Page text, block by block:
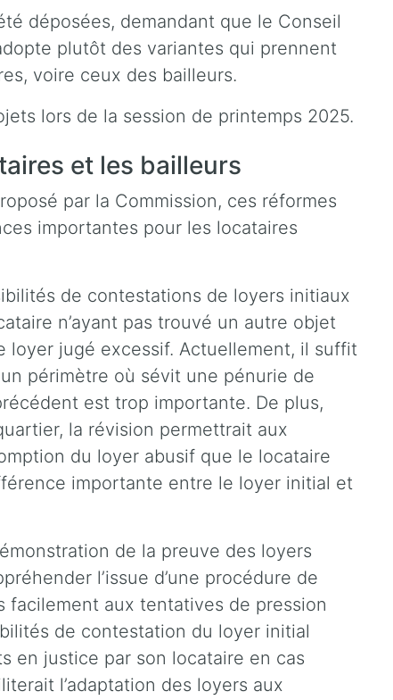
déposées, demandant que le Conseil
plutôt des variantes qui prennent
voire ceux des bailleurs.
lors de la session de printemps 2025.
et les bailleurs
par la Commission, ces réformes
importantes pour les locataires
de contestations de loyers initiaux
n’ayant pas trouvé un autre objet
loyer jugé excessif. Actuellement, il suffit
périmètre où sévit une pénurie de
est trop importante. De plus,
la révision permettrait aux
du loyer abusif que le locataire
importante entre le loyer initial et
de la preuve des loyers
l’issue d’une procédure de
aux tentatives de pression
de contestation du loyer initial
en justice par son locataire en cas
l’adaptation des loyers aux